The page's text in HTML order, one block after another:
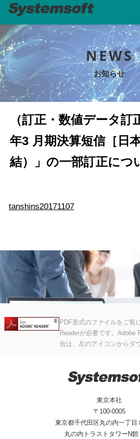
NEWS
お知らせ
（訂正・数値データ訂
年3 月期決算短信［日
結）」の一部訂正につ
tanshins20171107
PDF形式のファイルをご覧
Readerが必要です。Adobe
合は、左のアイコンからダ
東京本社
〒100-0005
東京都千代田区丸の内一丁目
丸の内トラストタワーN館